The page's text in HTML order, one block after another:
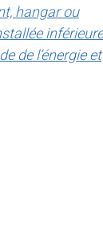
hangar ou
inférieure
de l’énergie et